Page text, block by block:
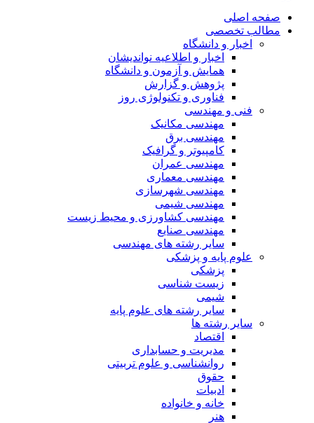
صفحه اصلی
مطالب تخصصی
اخبار و دانشگاه
اخبار و اطلاعیه نواندیشان
همایش و آزمون و دانشگاه
پژوهش و گزارش
فناوری و تکنولوژی روز
فنی و مهندسی
مهندسی مکانیک
مهندسی برق
کامپیوتر و گرافیک
مهندسی عمران
مهندسی معماری
مهندسی شهرسازی
مهندسی شیمی
مهندسی کشاورزی و محیط زیست
مهندسی صنایع
سایر رشته های مهندسی
علوم پایه و پزشکی
پزشکی
زیست شناسی
شیمی
سایر رشته های علوم پایه
سایر رشته ها
اقتصاد
مدیریت و حسابداری
روانشناسی و علوم تربیتی
حقوق
ادبیات
خانه و خانواده
هنر